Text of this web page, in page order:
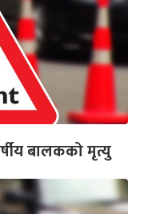
बालकको मृत्यु